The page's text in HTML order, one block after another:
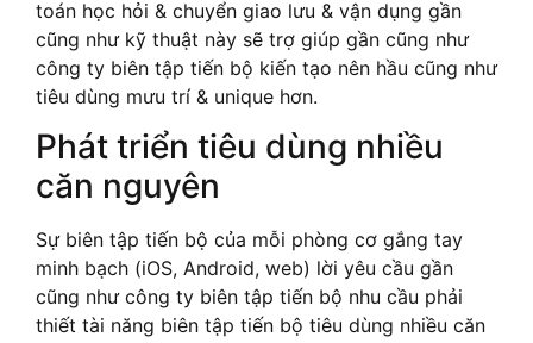
toán học hỏi & chuyển giao lưu & vận dụng gần
cũng như kỹ thuật này sẽ trợ giúp gần cũng như
công ty biên tập tiến bộ kiến tạo nên hầu cũng như
tiêu dùng mưu trí & unique hơn.
Phát triển tiêu dùng nhiều
căn nguyên
Sự biên tập tiến bộ của mỗi phòng cơ gắng tay
minh bạch (iOS, Android, web) lời yêu cầu gần
cũng như công ty biên tập tiến bộ nhu cầu phải
thiết tài năng biên tập tiến bộ tiêu dùng nhiều căn